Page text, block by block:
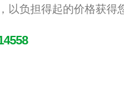
负担得起的价格获得